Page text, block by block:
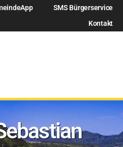
SMS Bürgerservice
Kontakt